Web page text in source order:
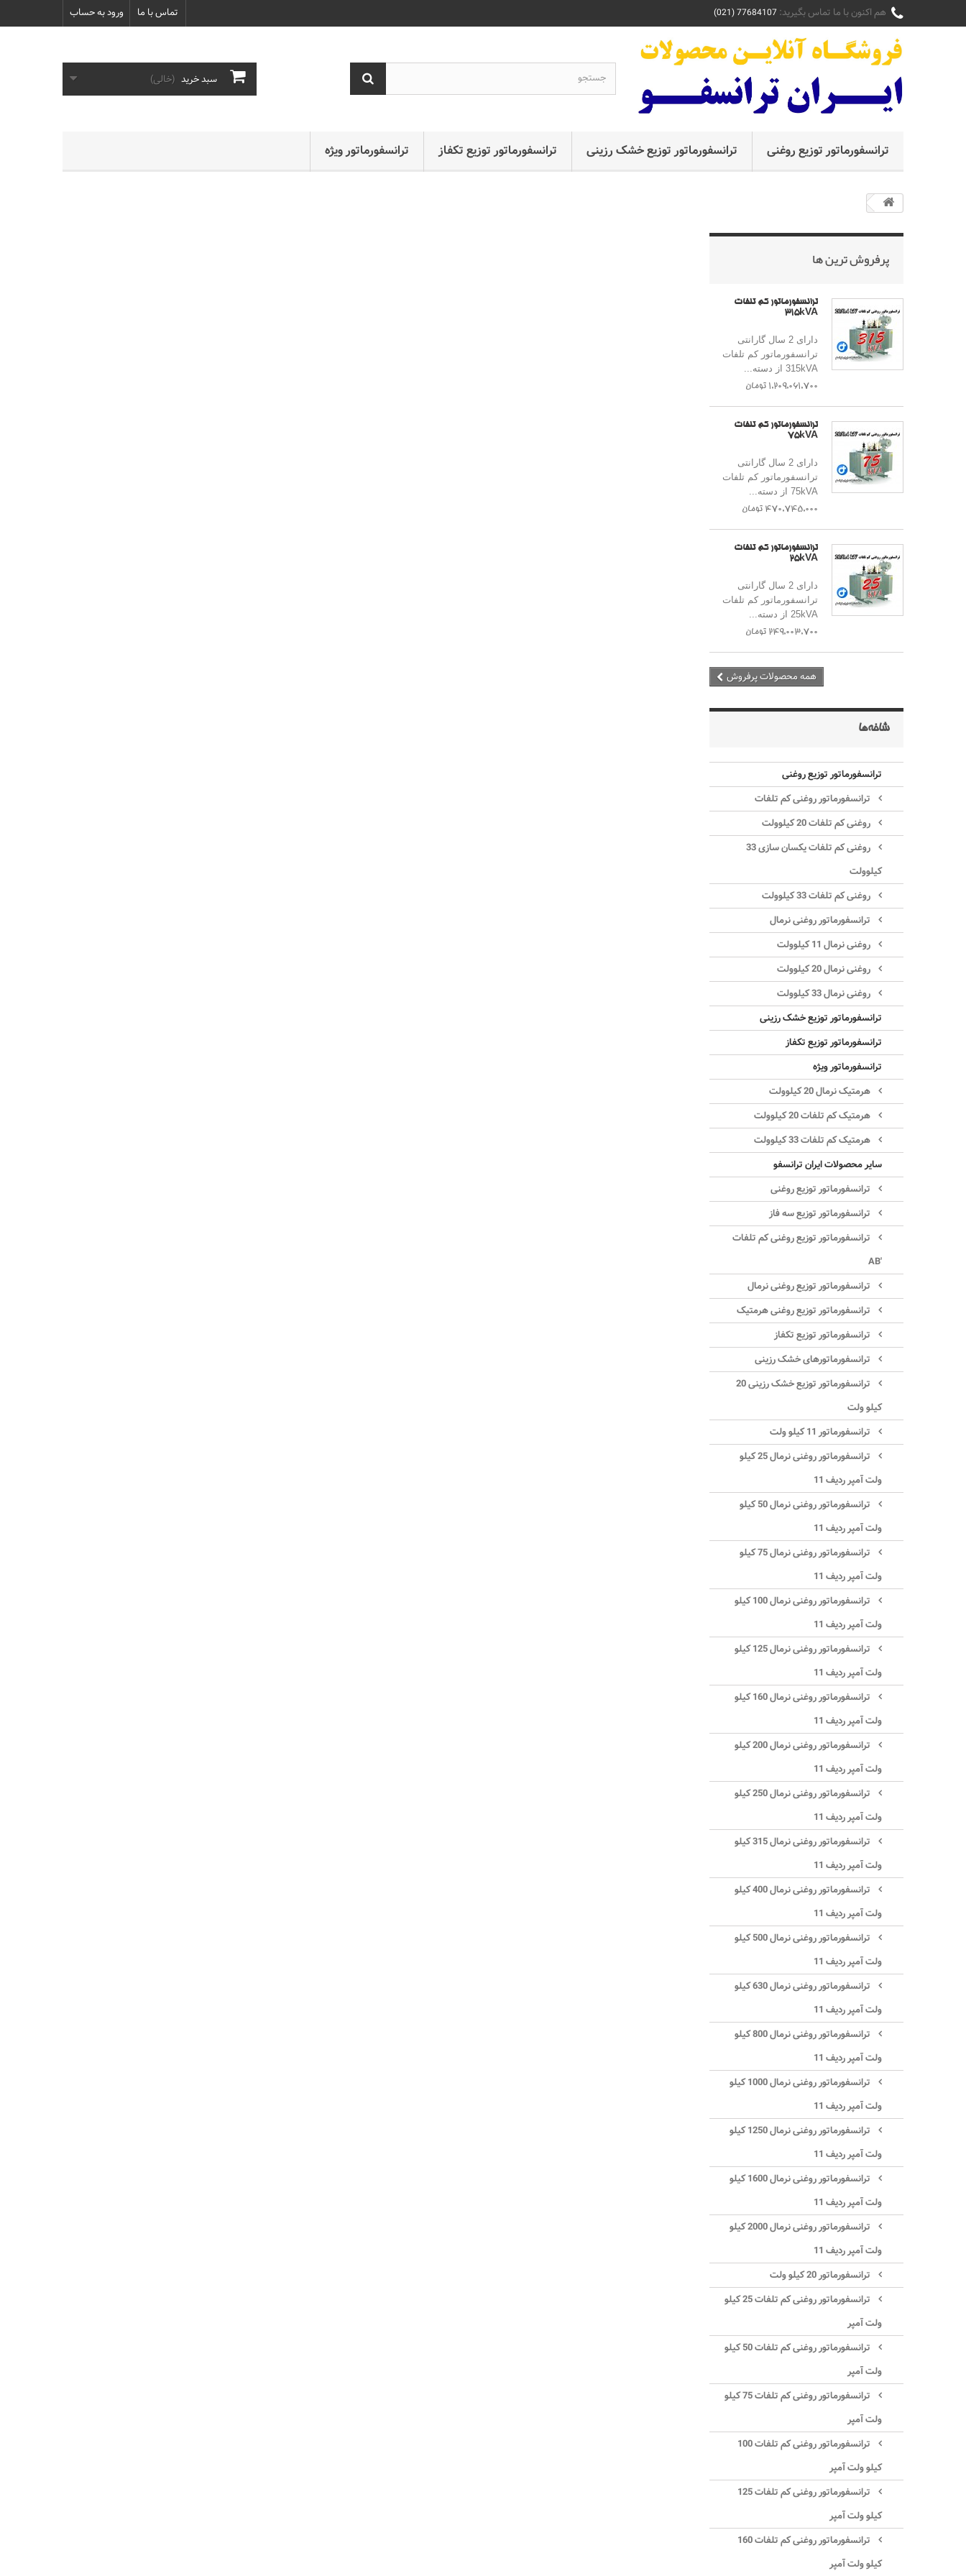
ورود به حساب تماس با ما هم اکنون با ما تماس بگیرید: 77684107 (021)
سبد خرید (خالی)
ترانسفورماتور توزیع روغنی ترانسفورماتور توزیع خشک رزینی ترانسفورماتور توزیع تکفاز ترانسفورماتور ویژه
پرفروش ترین‌ ها
ترانسفورماتور کم تلفات
315kVA
دارای 2 سال گارانتی
ترانسفورماتور کم تلفات
315kVA از دسته...
1,209,061,700 تومان
ترانسفورماتور کم تلفات
75kVA
دارای 2 سال گارانتی
ترانسفورماتور کم تلفات
75kVA از دسته...
470,745,000 تومان
ترانسفورماتور کم تلفات
25kVA
دارای 2 سال گارانتی
ترانسفورماتور کم تلفات
25kVA از دسته...
249,003,700 تومان
همه محصولات پرفروش
شاخه‌ها
ترانسفورماتور توزیع روغنی
ترانسفورماتور روغنی کم تلفات
روغنی کم تلفات 20 کیلوولت
روغنی کم تلفات یکسان سازی 33
کیلوولت
روغنی کم تلفات 33 کیلوولت
ترانسفورماتور روغنی نرمال
روغنی نرمال 11 کیلوولت
روغنی نرمال 20 کیلوولت
روغنی نرمال 33 کیلوولت
ترانسفورماتور توزیع خشک رزینی
ترانسفورماتور توزیع تکفاز
ترانسفورماتور ویژه
هرمتیک نرمال 20 کیلوولت
هرمتیک کم تلفات 20 کیلوولت
هرمتیک کم تلفات 33 کیلوولت
سایر محصولات ایران ترانسفو
ترانسفورماتور توزیع روغنی
ترانسفورماتور توزیع سه فاز
ترانسفورماتور توزیع روغنی کم تلفات
'AB
ترانسفورماتور توزیع روغنی نرمال
ترانسفورماتور توزیع روغنی هرمتیک
ترانسفورماتور توزیع تکفاز
ترانسفورماتورهای خشک رزینی
ترانسفورماتور توزیع خشک رزینی 20
کیلو ولت
ترانسفورماتور 11 کیلو ولت
ترانسفورماتور روغنی نرمال 25 کیلو
ولت آمپر ردیف 11
ترانسفورماتور روغنی نرمال 50 کیلو
ولت آمپر ردیف 11
ترانسفورماتور روغنی نرمال 75 کیلو
ولت آمپر ردیف 11
ترانسفورماتور روغنی نرمال 100 کیلو
ولت آمپر ردیف 11
ترانسفورماتور روغنی نرمال 125 کیلو
ولت آمپر ردیف 11
ترانسفورماتور روغنی نرمال 160 کیلو
ولت آمپر ردیف 11
ترانسفورماتور روغنی نرمال 200 کیلو
ولت آمپر ردیف 11
ترانسفورماتور روغنی نرمال 250 کیلو
ولت آمپر ردیف 11
ترانسفورماتور روغنی نرمال 315 کیلو
ولت آمپر ردیف 11
ترانسفورماتور روغنی نرمال 400 کیلو
ولت آمپر ردیف 11
ترانسفورماتور روغنی نرمال 500 کیلو
ولت آمپر ردیف 11
ترانسفورماتور روغنی نرمال 630 کیلو
ولت آمپر ردیف 11
ترانسفورماتور روغنی نرمال 800 کیلو
ولت آمپر ردیف 11
ترانسفورماتور روغنی نرمال 1000 کیلو
ولت آمپر ردیف 11
ترانسفورماتور روغنی نرمال 1250 کیلو
ولت آمپر ردیف 11
ترانسفورماتور روغنی نرمال 1600 کیلو
ولت آمپر ردیف 11
ترانسفورماتور روغنی نرمال 2000 کیلو
ولت آمپر ردیف 11
ترانسفورماتور 20 کیلو ولت
ترانسفورماتور روغنی کم تلفات 25 کیلو
ولت آمپر
ترانسفورماتور روغنی کم تلفات 50 کیلو
ولت آمپر
ترانسفورماتور روغنی کم تلفات 75 کیلو
ولت آمپر
ترانسفورماتور روغنی کم تلفات 100
کیلو ولت آمپر
ترانسفورماتور روغنی کم تلفات 125
کیلو ولت آمپر
ترانسفورماتور روغنی کم تلفات 160
کیلو ولت آمپر